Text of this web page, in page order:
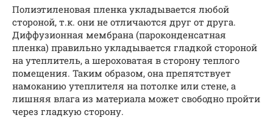
Полиэтиленовая пленка укладывается любой
стороной, т.к. они не отличаются друг от друга.
Диффузионная мембрана (пароконденсатная
пленка) правильно укладывается гладкой стороной
на утеплитель, а шероховатая в сторону теплого
помещения. Таким образом, она препятствует
намоканию утеплителя на потолке или стене, а
лишняя влага из материала может свободно пройти
через гладкую сторону.